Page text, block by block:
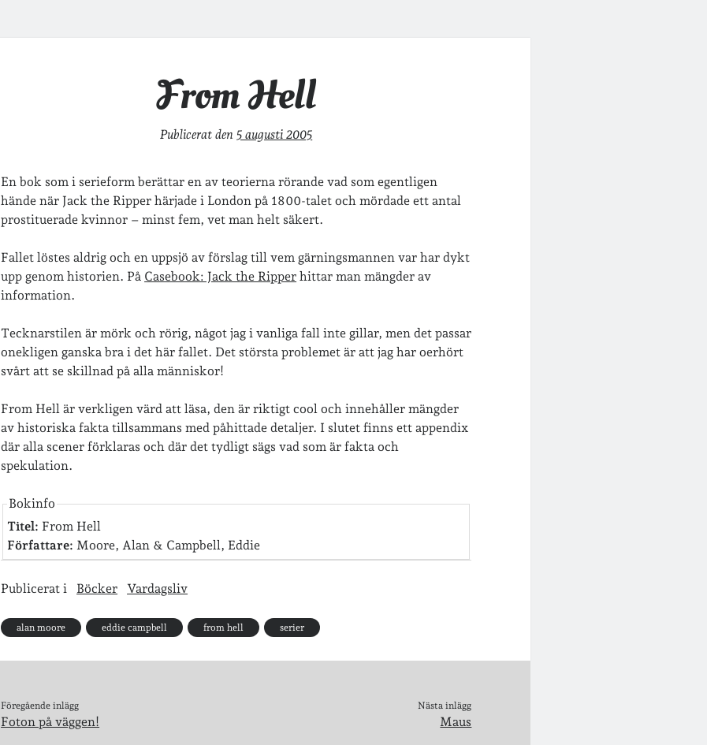
From Hell
Publicerat den 5 augusti 2005
En bok som i serieform berättar en av teorierna rörande vad som egentligen
hände när Jack the Ripper härjade i London på 1800-talet och mördade ett antal
prostituerade kvinnor – minst fem, vet man helt säkert.
Fallet löstes aldrig och en uppsjö av förslag till vem gärningsmannen var har dykt
upp genom historien. På Casebook: Jack the Ripper hittar man mängder av
information.
Tecknarstilen är mörk och rörig, något jag i vanliga fall inte gillar, men det passar
onekligen ganska bra i det här fallet. Det största problemet är att jag har oerhört
svårt att se skillnad på alla människor!
From Hell är verkligen värd att läsa, den är riktigt cool och innehåller mängder
av historiska fakta tillsammans med påhittade detaljer. I slutet finns ett appendix
där alla scener förklaras och där det tydligt sägs vad som är fakta och
spekulation.
Bokinfo
Titel: From Hell
Författare: Moore, Alan & Campbell, Eddie
Publicerat i Böcker Vardagsliv
alan moore eddie campbell from hell serier
Föregående inlägg
Foton på väggen!
Nästa inlägg
Maus